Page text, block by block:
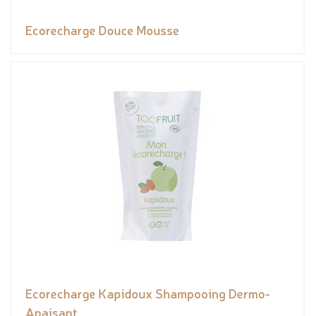
Ecorecharge Douce Mousse
Ecorecharge Kapidoux Shampooing Dermo-
Apaisant